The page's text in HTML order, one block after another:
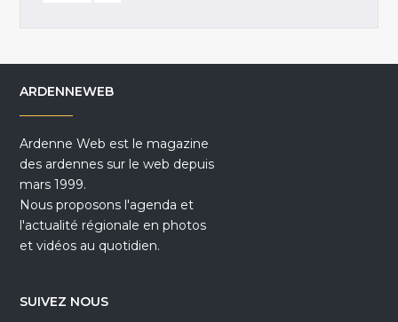
ARDENNEWEB
Ardenne Web est le magazine
des ardennes sur le web depuis
mars 1999.
Nous proposons l'agenda et
l'actualité régionale en photos
et vidéos au quotidien.
SUIVEZ NOUS